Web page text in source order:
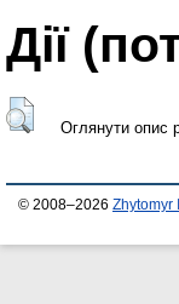
Дії
Оглянути опис
© 2008–2026 Zhytomyr